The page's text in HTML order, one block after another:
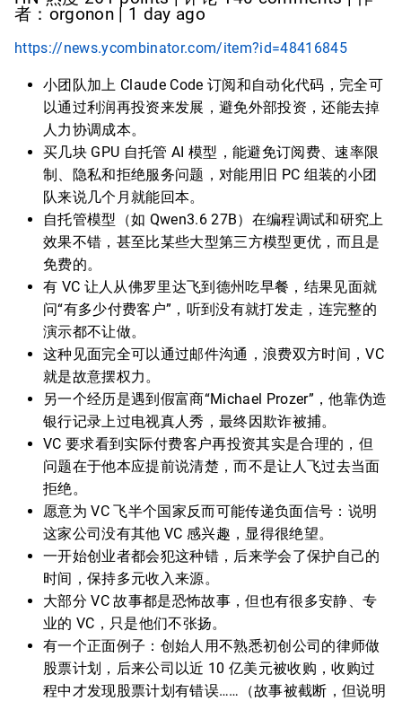
者：orgonon | 1 day ago
https://news.ycombinator.com/item?id=48416845
小团队加上 Claude Code 订阅和自动化代码，完全可
以通过利润再投资来发展，避免外部投资，还能去掉
人力协调成本。
买几块 GPU 自托管 AI 模型，能避免订阅费、速率限
制、隐私和拒绝服务问题，对能用旧 PC 组装的小团
队来说几个月就能回本。
自托管模型（如 Qwen3.6 27B）在编程调试和研究上
效果不错，甚至比某些大型第三方模型更优，而且是
免费的。
有 VC 让人从佛罗里达飞到德州吃早餐，结果见面就
问“有多少付费客户”，听到没有就打发走，连完整的
演示都不让做。
这种见面完全可以通过邮件沟通，浪费双方时间，VC
就是故意摆权力。
另一个经历是遇到假富商“Michael Prozer”，他靠伪造
银行记录上过电视真人秀，最终因欺诈被捕。
VC 要求看到实际付费客户再投资其实是合理的，但
问题在于他本应提前说清楚，而不是让人飞过去当面
拒绝。
愿意为 VC 飞半个国家反而可能传递负面信号：说明
这家公司没有其他 VC 感兴趣，显得很绝望。
一开始创业者都会犯这种错，后来学会了保护自己的
时间，保持多元收入来源。
大部分 VC 故事都是恐怖故事，但也有很多安静、专
业的 VC，只是他们不张扬。
有一个正面例子：创始人用不熟悉初创公司的律师做
股票计划，后来公司以近 10 亿美元被收购，收购过
程中才发现股票计划有错误……（故事被截断，但说明